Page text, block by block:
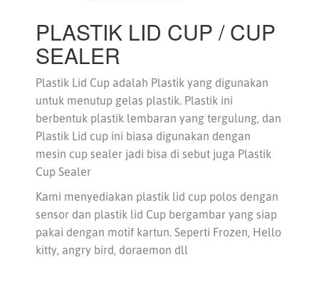
PLASTIK LID CUP / CUP
SEALER
Plastik Lid Cup adalah Plastik yang digunakan
untuk menutup gelas plastik. Plastik ini
berbentuk plastik lembaran yang tergulung, dan
Plastik Lid cup ini biasa digunakan dengan
mesin cup sealer jadi bisa di sebut juga Plastik
Cup Sealer
Kami menyediakan plastik lid cup polos dengan
sensor dan plastik lid Cup bergambar yang siap
pakai dengan motif kartun. Seperti Frozen, Hello
kitty, angry bird, doraemon dll